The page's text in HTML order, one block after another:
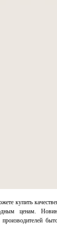
купить
ценам.